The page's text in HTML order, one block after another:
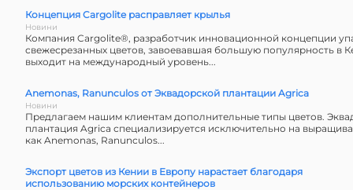
Концепция Cargolite расправляет крылья
Новини
Компания Cargolite®, разработчик инновационной концепции
свежесрезанных цветов, завоевавшая большую популярность в
выходит на международный уровень...
Anemonas, Ranunculos от Эквадорской плантации Agrica
Новини
Предлагаем нашим клиентам дополнительные типы цветов.
плантация Agrica специализируется исключительно на
как Anemonas, Ranunculos...
Экспорт цветов из Кении в Европу нарастает благодаря
использованию морских контейнеров